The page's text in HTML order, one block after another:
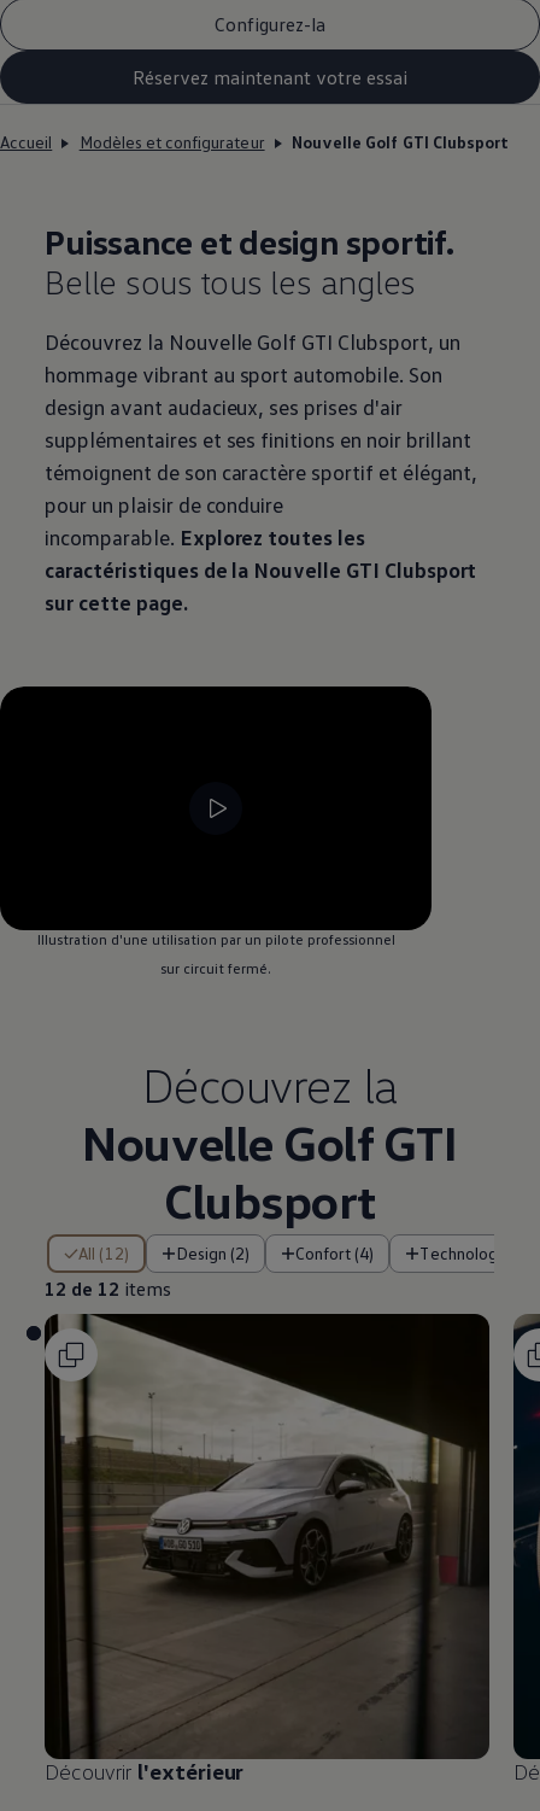
Configurez-la
Réservez maintenant votre essai
Accueil Modèles et configurateur Nouvelle Golf GTI Clubsport
Puissance et design sportif.
Belle sous tous les angles
Découvrez la Nouvelle Golf GTI Clubsport, un
hommage vibrant au sport automobile. Son
design avant audacieux, ses prises d'air
supplémentaires et ses finitions en noir brillant
témoignent de son caractère sportif et élégant,
pour un plaisir de conduire
incomparable. Explorez toutes les
caractéristiques de la Nouvelle GTI Clubsport
sur cette page.
Remaining time, --:--
Illustration d'une utilisation par un pilote professionnel
sur circuit fermé.
Découvrez la
Nouvelle Golf GTI
Clubsport
All (12) Design (2) Confort (4) Technologie (4)
12 de 12 items
12 de 12 items
Découvrir l'extérieur